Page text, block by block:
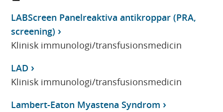
LABScreen Panelreaktiva antikroppar (PRA,
screening)
Klinisk immunologi/transfusionsmedicin
LAD
Klinisk immunologi/transfusionsmedicin
Lambert-Eaton Myastena Syndrom